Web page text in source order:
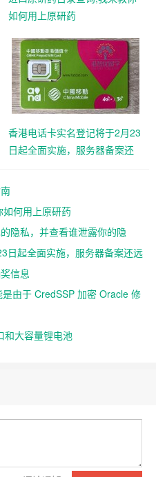
如何用上原研药
香港电话卡实名登记将于2月23
日起全面实施，服务器备案还
何用上原研药
隐私，并查看谁泄露你的隐
日起全面实施，服务器备案还远
信息
由于 CredSSP 加密 Oracle 修
和大容量锂电池